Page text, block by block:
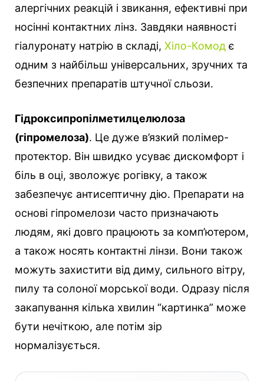
алергічних реакцій і звикання, ефективні при
носінні контактних лінз. Завдяки наявності
гіалуронату натрію в складі, Хіло-Комод є
одним з найбільш універсальних, зручних та
безпечних препаратів штучної сльози.
Гідроксипропілметилцелюлоза
(гіпромелоза). Це дуже в’язкий полімер-
протектор. Він швидко усуває дискомфорт і
біль в оці, зволожує рогівку, а також
забезпечує антисептичну дію. Препарати на
основі гіпромелози часто призначають
людям, які довго працюють за комп’ютером,
а також носять контактні лінзи. Вони також
можуть захистити від диму, сильного вітру,
пилу та солоної морської води. Одразу після
закапування кілька хвилин “картинка” може
бути нечіткою, але потім зір
нормалізується.